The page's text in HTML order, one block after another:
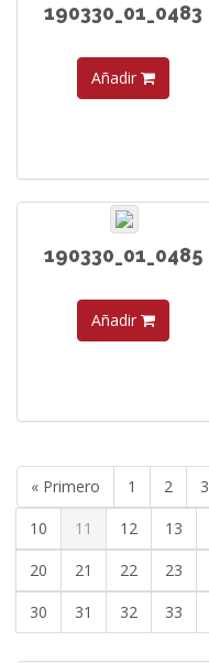
190330_01_0483
Añadir
190330_01_0485
Añadir
« Primero 1 2 3
10
11 12 13
20
21 22 23
30
31 32 33